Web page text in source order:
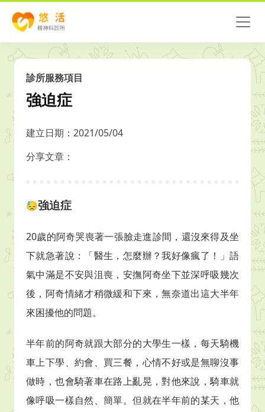
診所服務項目
強迫症
建立日期：2021/05/04
分享文章：
😓強迫症
20歲的阿奇哭喪著一張臉走進診間，還沒來得及坐
下就急著說：「醫生，怎麼辦？我好像瘋了！」語
氣中滿是不安與沮喪，安撫阿奇坐下並深呼吸幾次
後，阿奇情緒才稍微緩和下來，無奈道出這大半年
來困擾他的問題。
半年前的阿奇就跟大部分的大學生一樣，每天騎機
車上下學、約會、買三餐，心情不好或是無聊沒事
做時，也會騎著車在路上亂晃，對他來說，騎車就
像呼吸一樣自然、簡單。但就在半年前的某天，他